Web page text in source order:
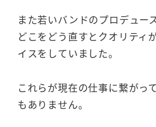
また若いバンドのプロデュー
どこをどう直すとクオリティ
イスをしていました。
これらが現在の仕事に繋がっ
もありません。